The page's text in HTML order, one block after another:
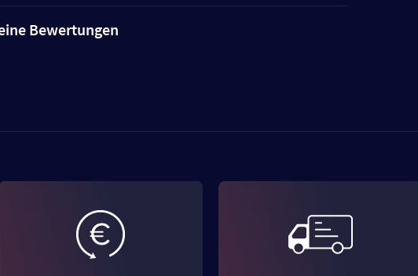
Bewertungen